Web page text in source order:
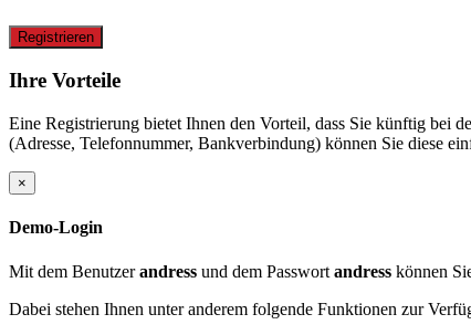
Registrieren
Ihre Vorteile
Eine Registrierung bietet Ihnen den Vorteil, dass Sie künftig bei
(Adresse, Telefonnummer, Bankverbindung) können Sie diese
×
Demo-Login
Mit dem Benutzerandress und dem Passwort andress können
Dabei stehen Ihnen unter anderem folgende Funktionen zur